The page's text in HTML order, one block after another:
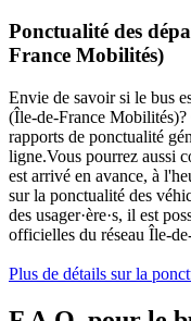
Ponctualité des
France Mobilités)
Envie de savoir si le bus
(Île-de-France
rapports de ponctualité
ligne.Vous pourrez aussi
est arrivé en avance, à
sur la ponctualité des
des usager·ère·s, il est
officielles du réseau Île-
Plus de détails sur la